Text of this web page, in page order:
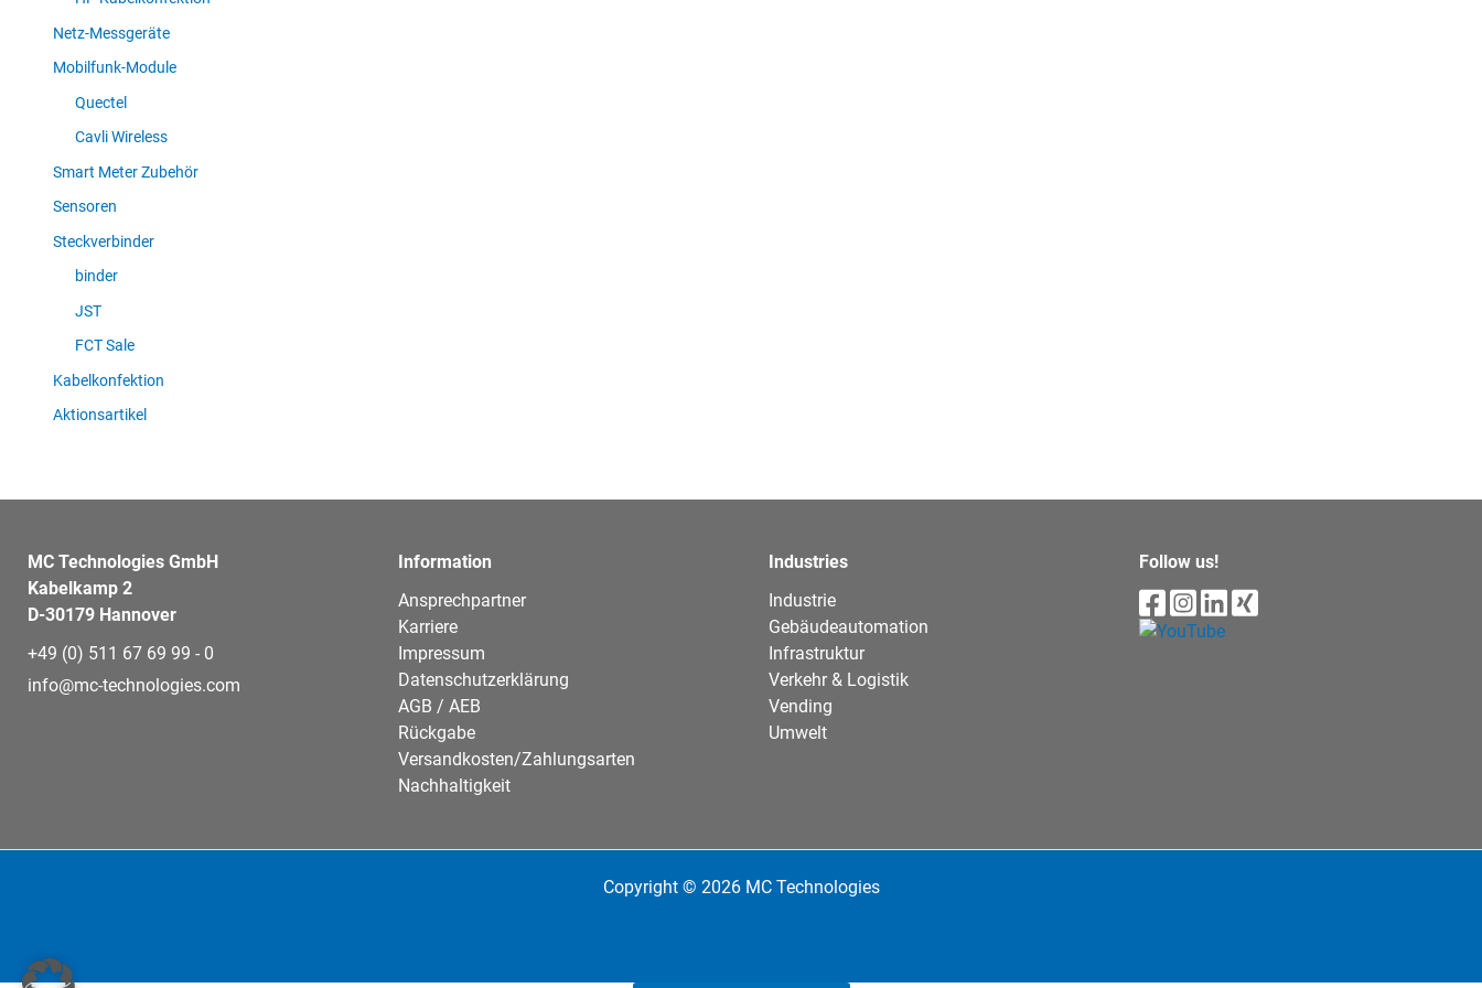
Netz-Messgeräte
Mobilfunk-Module
Quectel
Cavli Wireless
Smart Meter Zubehör
Sensoren
Steckverbinder
binder
JST
FCT Sale
Kabelkonfektion
Aktionsartikel
MC Technologies GmbH
Kabelkamp 2
D-30179 Hannover
+49 (0) 511 67 69 99 - 0
info@mc-technologies.com
Information
Ansprechpartner
Karriere
Impressum
Datenschutzerklärung
AGB / AEB
Rückgabe
Versandkosten/Zahlungsarten
Nachhaltigkeit
Industries
Industrie
Gebäudeautomation
Infrastruktur
Verkehr & Logistik
Vending
Umwelt
Follow us!
Copyright © 2026 MC Technologies